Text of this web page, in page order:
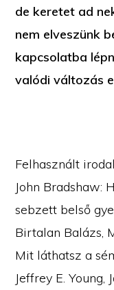
de keretet ad
nem elveszünk
kapcsolatba
valódi változás
Felhasznált
John Bradshaw:
sebzett belső
Birtalan Balázs,
Mit láthatsz a
Jeffrey E. Young,